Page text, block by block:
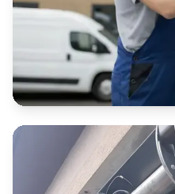
Contrat d'entretien
établissement
fonctionnement de
Motorisation